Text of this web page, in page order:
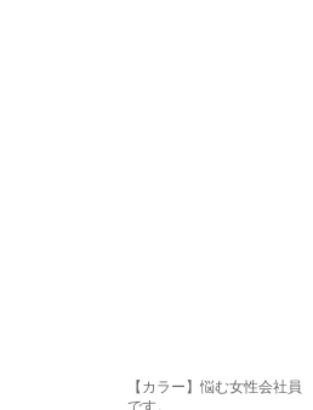
【カラー】悩む女性会社員
です。